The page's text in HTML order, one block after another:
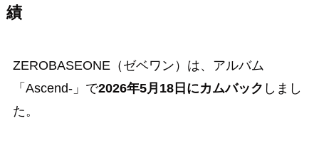
績
ZEROBASEONE（ゼベワン）は、アルバム
「Ascend-」で2026年5月18日にカムバック しまし
た。